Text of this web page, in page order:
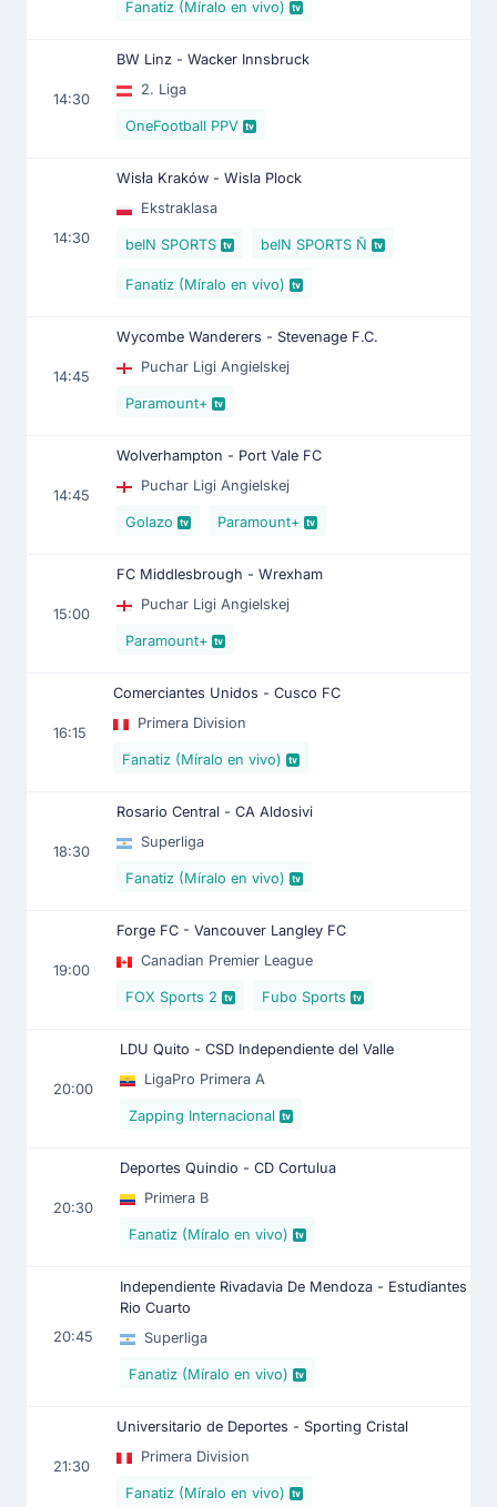
Fanatiz (Míralo en vivo)
14:30
BW Linz - Wacker Innsbruck
2. Liga
OneFootball PPV
14:30
Wisła Kraków - Wisla Plock
Ekstraklasa
beIN SPORTS beIN SPORTS Ñ
Fanatiz (Míralo en vivo)
14:45
Wycombe Wanderers - Stevenage F.C.
Puchar Ligi Angielskej
Paramount+
14:45
Wolverhampton - Port Vale FC
Puchar Ligi Angielskej
Golazo Paramount+
15:00
FC Middlesbrough - Wrexham
Puchar Ligi Angielskej
Paramount+
16:15
Comerciantes Unidos - Cusco FC
Primera Division
Fanatiz (Míralo en vivo)
18:30
Rosario Central - CA Aldosivi
Superliga
Fanatiz (Míralo en vivo)
19:00
Forge FC - Vancouver Langley FC
Canadian Premier League
FOX Sports 2 Fubo Sports
20:00
LDU Quito - CSD Independiente del Valle
LigaPro Primera A
Zapping Internacional
20:30
Deportes Quindio - CD Cortulua
Primera B
Fanatiz (Míralo en vivo)
20:45
Independiente Rivadavia De Mendoza - Estudiantes
Rio Cuarto
Superliga
Fanatiz (Míralo en vivo)
21:30
Universitario de Deportes - Sporting Cristal
Primera Division
Fanatiz (Míralo en vivo)